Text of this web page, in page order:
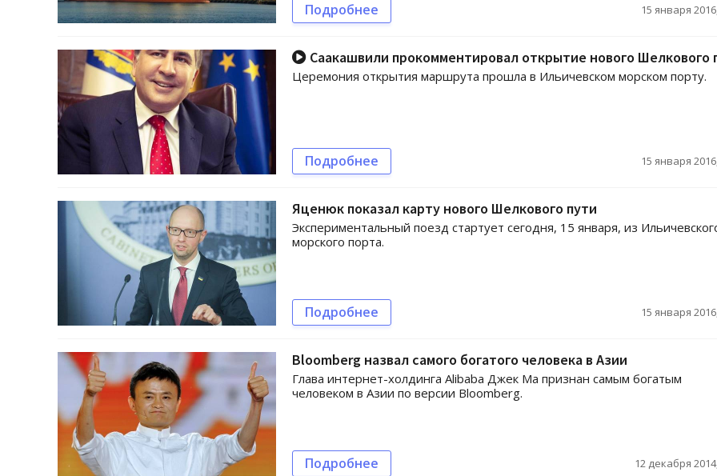
Подробнее 15 января
Саакашвили прокомментировал открытие нового Шелкового
Церемония открытия маршрута прошла в Ильичевском морском порту.
Подробнее 15 января
Яценюк показал карту нового Шелкового пути
Экспериментальный поезд стартует сегодня, 15 января, из
морского порта.
Подробнее 15 января
Bloomberg назвал самого богатого человека в Азии
Глава интернет-холдинга Alibaba Джек Ма признан самым богатым
человеком в Азии по версии Bloomberg.
Подробнее 12 декабря